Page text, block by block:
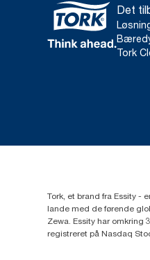
Det
Tork
Tork, et brand fra Essity -
lande med de førende
Zewa. Essity har omkring
registreret på Nasdaq